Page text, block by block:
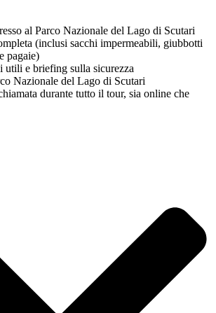
al Parco Nazionale del Lago di Scutari
(inclusi sacchi impermeabili, giubbotti
pagaie)
utili e briefing sulla sicurezza
Nazionale del Lago di Scutari
durante tutto il tour, sia online che